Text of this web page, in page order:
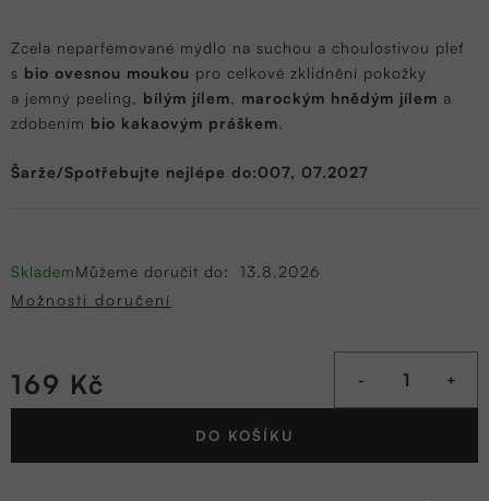
Zcela neparfémované mýdlo na suchou a choulostivou pleť
s bio ovesnou moukou pro celkové zklidnění pokožky
a jemný peeling, bílým jílem, marockým hnědým jílem a
zdobením bio kakaovým práškem.
Šarže/Spotřebujte nejlépe do:007, 07.2027
SklademMůžeme doručit do:
13.8.2026
Možnosti doručení
169 Kč
Měrná
DO KOŠÍKU